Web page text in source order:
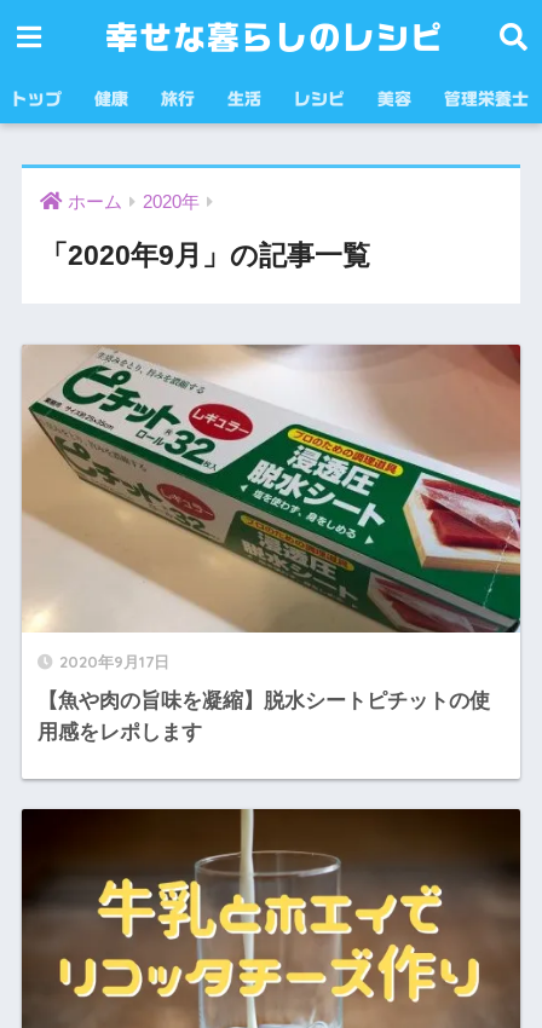
幸せな暮らしのレシピ
トップ 健康 旅行 生活 レシピ 美容 管理栄養士
ホーム 2020年
「2020年9月」の記事一覧
2020年9月17日
【魚や肉の旨味を凝縮】脱水シートピチットの使
用感をレポします